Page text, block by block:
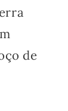
de